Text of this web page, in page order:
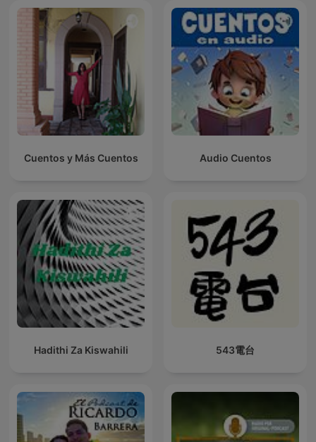
Cuentos y Más Cuentos Audio Cuentos
Hadithi Za Kiswahili 543電台